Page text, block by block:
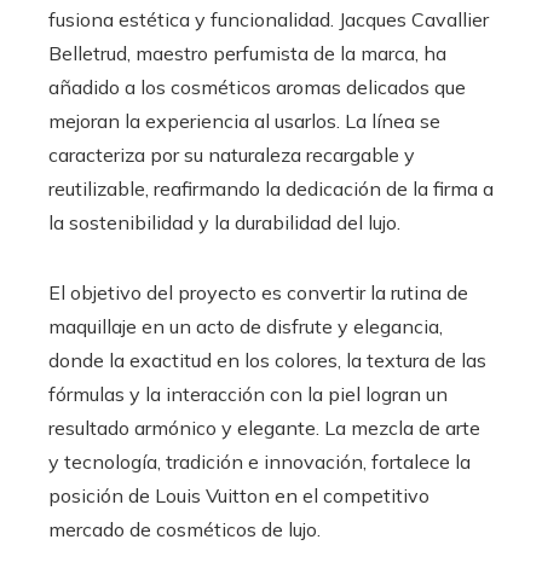
fusiona estética y funcionalidad. Jacques Cavallier
Belletrud, maestro perfumista de la marca, ha
añadido a los cosméticos aromas delicados que
mejoran la experiencia al usarlos. La línea se
caracteriza por su naturaleza recargable y
reutilizable, reafirmando la dedicación de la firma a
la sostenibilidad y la durabilidad del lujo.
El objetivo del proyecto es convertir la rutina de
maquillaje en un acto de disfrute y elegancia,
donde la exactitud en los colores, la textura de las
fórmulas y la interacción con la piel logran un
resultado armónico y elegante. La mezcla de arte
y tecnología, tradición e innovación, fortalece la
posición de Louis Vuitton en el competitivo
mercado de cosméticos de lujo.